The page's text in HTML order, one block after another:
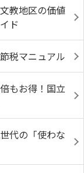
教地区の価値
ド
税マニュアル
もお得！国立
代の「使わな